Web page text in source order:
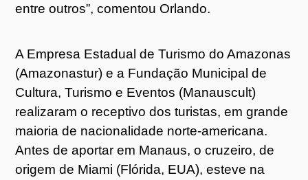
entre outros”, comentou Orlando.
A Empresa Estadual de Turismo do Amazonas
(Amazonastur) e a Fundação Municipal de
Cultura, Turismo e Eventos (Manauscult)
realizaram o receptivo dos turistas, em grande
maioria de nacionalidade norte-americana.
Antes de aportar em Manaus, o cruzeiro, de
origem de Miami (Flórida, EUA), esteve na